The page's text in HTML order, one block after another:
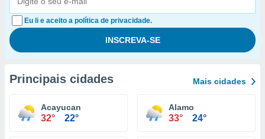
Eu li e aceito a política de privacidade.
Principais cidades Mais cidades
Acayucan
32° 22°
Alamo
33° 24°